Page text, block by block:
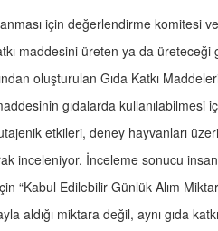
için değerlendirme komitesi
maddesini üreten ya da
oluşturulan Gıda Katkı
gıdalarda kullanılabilmesi
etkileri, deney hayvanları
inceleniyor. İnceleme sonucu
“Kabul Edilebilir Günlük Alım
aldığı miktara değil, aynı gıda